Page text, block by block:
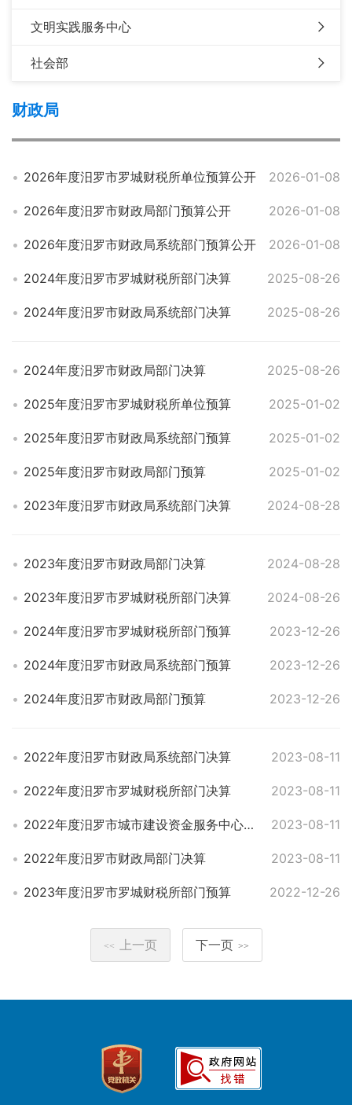
文明实践服务中心
社会部
财政局
2026年度汨罗市罗城财税所单位预算公开 2026-01-08
2026年度汨罗市财政局部门预算公开 2026-01-08
2026年度汨罗市财政局系统部门预算公开 2026-01-08
2024年度汨罗市罗城财税所部门决算 2025-08-26
2024年度汨罗市财政局系统部门决算 2025-08-26
2024年度汨罗市财政局部门决算 2025-08-26
2025年度汨罗市罗城财税所单位预算 2025-01-02
2025年度汨罗市财政局系统部门预算 2025-01-02
2025年度汨罗市财政局部门预算 2025-01-02
2023年度汨罗市财政局系统部门决算 2024-08-28
2023年度汨罗市财政局部门决算 2024-08-28
2023年度汨罗市罗城财税所部门决算 2024-08-26
2024年度汨罗市罗城财税所部门预算 2023-12-26
2024年度汨罗市财政局系统部门预算 2023-12-26
2024年度汨罗市财政局部门预算 2023-12-26
2022年度汨罗市财政局系统部门决算 2023-08-11
2022年度汨罗市罗城财税所部门决算 2023-08-11
2022年度汨罗市城市建设资金服务中心部门决算 2023-08-11
2022年度汨罗市财政局部门决算 2023-08-11
2023年度汨罗市罗城财税所部门预算 2022-12-26
<< 上一页 下一页 >>